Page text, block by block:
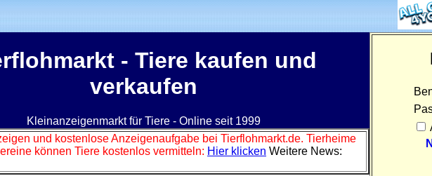
- Tiere kaufen und
verkaufen
Kleinanzeigenmarkt für Tiere - Online seit 1999
und kostenlose Anzeigenaufgabe bei Tierflohmarkt.de. Tierheime
können Tiere kostenlos vermitteln: Hier klicken Weitere News: